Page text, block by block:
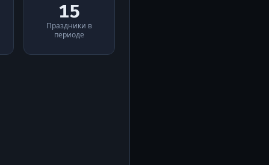
15
Праздники в
периоде